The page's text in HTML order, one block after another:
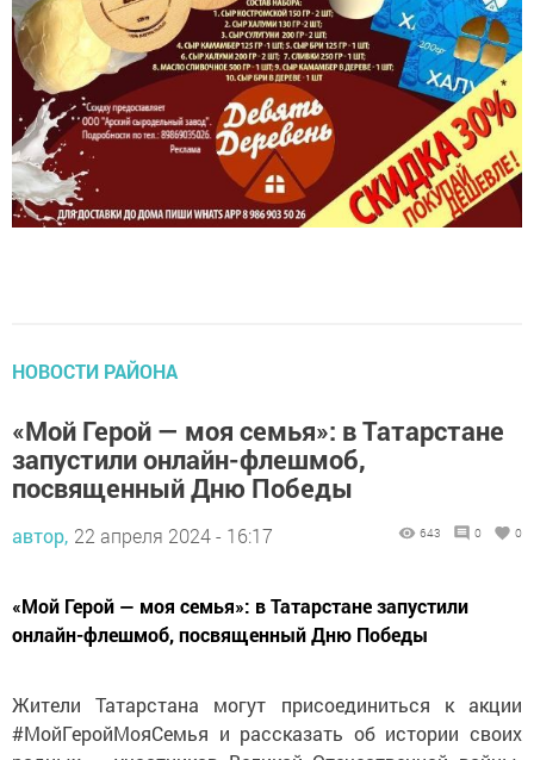
НОВОСТИ РАЙОНА
«Мой Герой — моя семья»: в Татарстане
запустили онлайн-флешмоб,
посвященный Дню Победы
онлайн-флешмоб, посвященный Дню Победы
#МойГеройМояСемья и рассказать об истории своих
родных – участников Великой Отечественной войны.